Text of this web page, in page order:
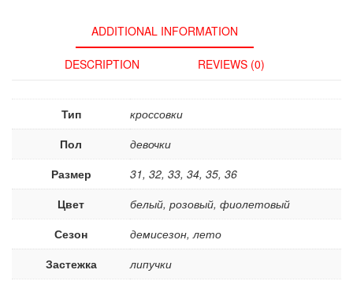
ADDITIONAL INFORMATION
DESCRIPTION REVIEWS (0)
Тип
кроссовки
Пол
девочки
Размер
31, 32, 33, 34, 35, 36
Цвет
белый, розовый, фиолетовый
Сезон
демисезон, лето
Застежка
липучки